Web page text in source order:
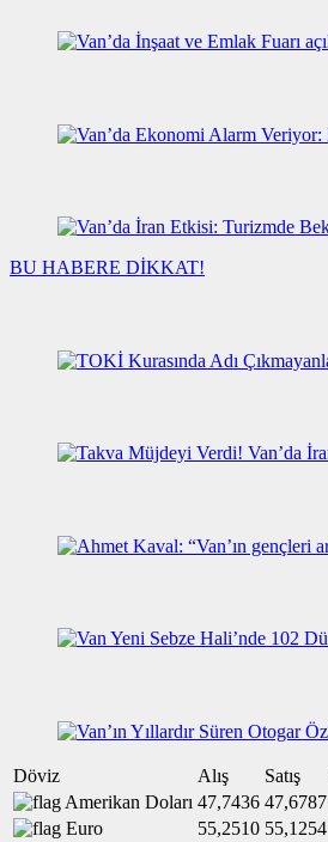
BU HABERE DİKKAT!
Döviz Alış Satış
Amerikan Doları 47,7436 47,6787
Euro
55,2510 55,1254